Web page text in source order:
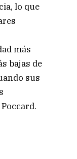
lo que
más
bajas de
sus